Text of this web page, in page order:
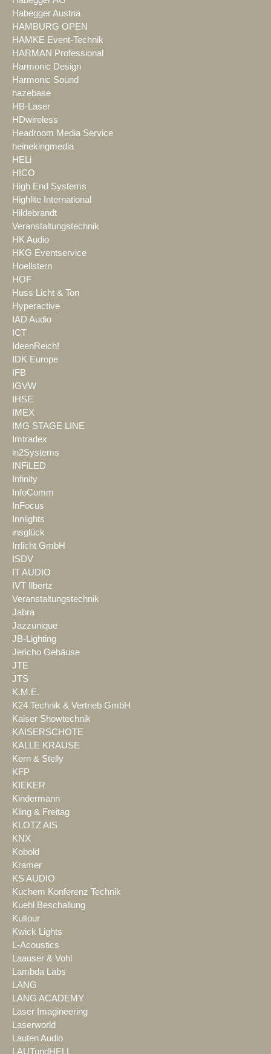
Habegger Austria
HAMBURG OPEN
HAMKE Event-Technik
HARMAN Professional
Harmonic Design
Harmonic Sound
hazebase
HB-Laser
HDwireless
Headroom Media Service
heinekingmedia
HELi
HICO
High End Systems
Highlite International
Hildebrandt
Veranstaltungstechnik
HK Audio
HKG Eventservice
Hoellstern
HOF
Huss Licht & Ton
Hyperactive
IAD Audio
ICT
IdeenReich!
IDK Europe
IFB
IGVW
IHSE
IMEX
IMG STAGE LINE
Imtradex
in2Systems
INFiLED
Infinity
InfoComm
InFocus
Innlights
insglück
Irrlicht GmbH
ISDV
IT AUDIO
IVT Ilbertz
Veranstaltungstechnik
Jabra
Jazzunique
JB-Lighting
Jericho Gehäuse
JTE
JTS
K.M.E.
K24 Technik & Vertrieb GmbH
Kaiser Showtechnik
KAISERSCHOTE
KALLE KRAUSE
Kern & Stelly
KFP
KIEKER
Kindermann
Kling & Freitag
KLOTZ AIS
KNX
Kobold
Kramer
KS AUDIO
Kuchem Konferenz Technik
Kuehl Beschallung
Kultour
Kwick Lights
L-Acoustics
Laauser & Vohl
Lambda Labs
LANG
LANG ACADEMY
Laser Imagineering
Laserworld
Lauten Audio
LAUTundHELL